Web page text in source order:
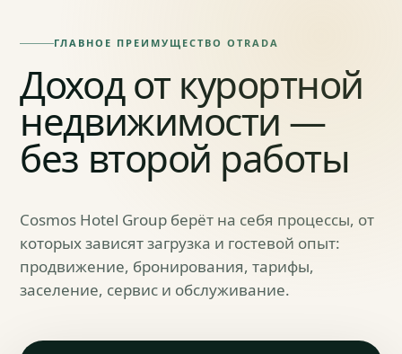
ГЛАВНОЕ ПРЕИМУЩЕСТВО OTRADA
Доход от курортной
недвижимости —
без второй работы
Cosmos Hotel Group берёт на себя процессы, от
которых зависят загрузка и гостевой опыт:
продвижение, бронирования, тарифы,
заселение, сервис и обслуживание.